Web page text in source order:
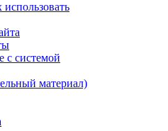
с системой
материал)